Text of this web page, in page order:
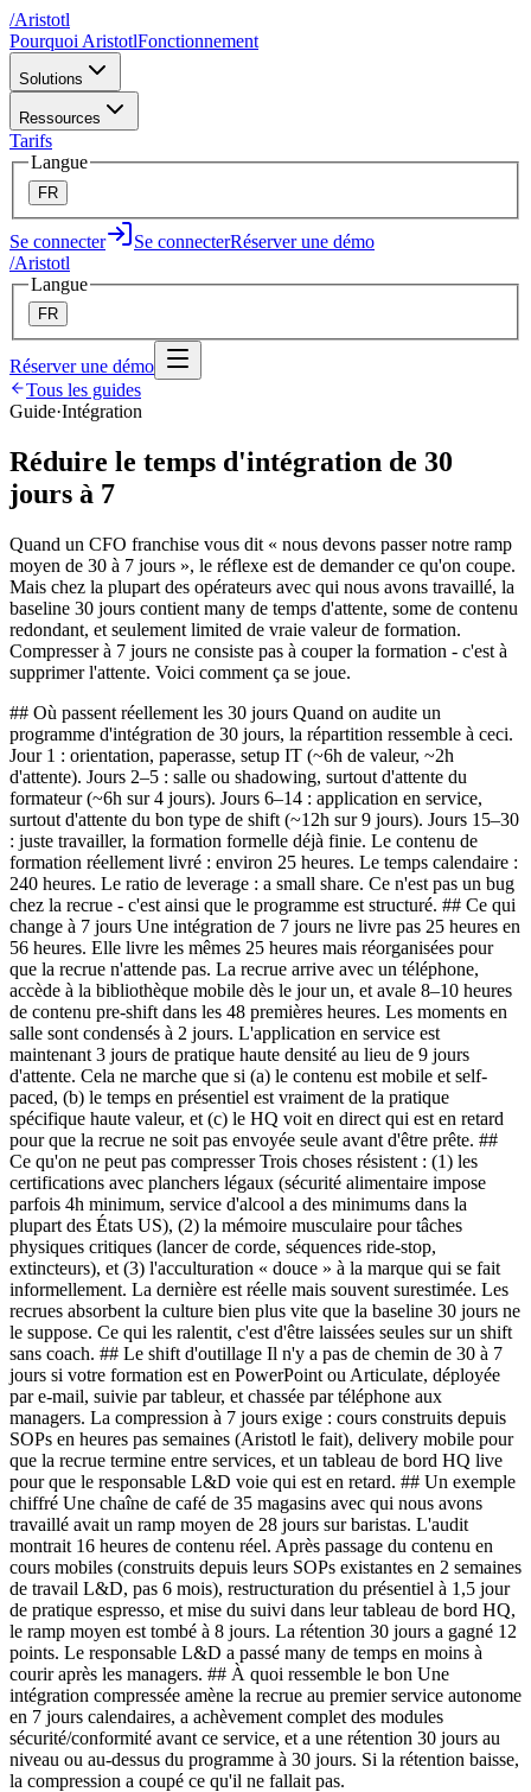
/Aristotl
Pourquoi AristotlFonctionnement
Solutions
Ressources
Tarifs
Langue
FR
Se connecter Se connecterRéserver une démo
/Aristotl
Langue
FR
Réserver une démo
Tous les guides
Guide·Intégration
Réduire le temps d'intégration de 30
jours à 7
Quand un CFO franchise vous dit « nous devons passer notre ramp
moyen de 30 à 7 jours », le réflexe est de demander ce qu'on coupe.
Mais chez la plupart des opérateurs avec qui nous avons travaillé, la
baseline 30 jours contient many de temps d'attente, some de contenu
redondant, et seulement limited de vraie valeur de formation.
Compresser à 7 jours ne consiste pas à couper la formation - c'est à
supprimer l'attente. Voici comment ça se joue.
## Où passent réellement les 30 jours Quand on audite un
programme d'intégration de 30 jours, la répartition ressemble à ceci.
Jour 1 : orientation, paperasse, setup IT (~6h de valeur, ~2h
d'attente). Jours 2–5 : salle ou shadowing, surtout d'attente du
formateur (~6h sur 4 jours). Jours 6–14 : application en service,
surtout d'attente du bon type de shift (~12h sur 9 jours). Jours 15–30
: juste travailler, la formation formelle déjà finie. Le contenu de
formation réellement livré : environ 25 heures. Le temps calendaire :
240 heures. Le ratio de leverage : a small share. Ce n'est pas un bug
chez la recrue - c'est ainsi que le programme est structuré. ## Ce qui
change à 7 jours Une intégration de 7 jours ne livre pas 25 heures en
56 heures. Elle livre les mêmes 25 heures mais réorganisées pour
que la recrue n'attende pas. La recrue arrive avec un téléphone,
accède à la bibliothèque mobile dès le jour un, et avale 8–10 heures
de contenu pre-shift dans les 48 premières heures. Les moments en
salle sont condensés à 2 jours. L'application en service est
maintenant 3 jours de pratique haute densité au lieu de 9 jours
d'attente. Cela ne marche que si (a) le contenu est mobile et self-
paced, (b) le temps en présentiel est vraiment de la pratique
spécifique haute valeur, et (c) le HQ voit en direct qui est en retard
pour que la recrue ne soit pas envoyée seule avant d'être prête. ##
Ce qu'on ne peut pas compresser Trois choses résistent : (1) les
certifications avec planchers légaux (sécurité alimentaire impose
parfois 4h minimum, service d'alcool a des minimums dans la
plupart des États US), (2) la mémoire musculaire pour tâches
physiques critiques (lancer de corde, séquences ride-stop,
extincteurs), et (3) l'acculturation « douce » à la marque qui se fait
informellement. La dernière est réelle mais souvent surestimée. Les
recrues absorbent la culture bien plus vite que la baseline 30 jours ne
le suppose. Ce qui les ralentit, c'est d'être laissées seules sur un shift
sans coach. ## Le shift d'outillage Il n'y a pas de chemin de 30 à 7
jours si votre formation est en PowerPoint ou Articulate, déployée
par e-mail, suivie par tableur, et chassée par téléphone aux
managers. La compression à 7 jours exige : cours construits depuis
SOPs en heures pas semaines (Aristotl le fait), delivery mobile pour
que la recrue termine entre services, et un tableau de bord HQ live
pour que le responsable L&D voie qui est en retard. ## Un exemple
chiffré Une chaîne de café de 35 magasins avec qui nous avons
travaillé avait un ramp moyen de 28 jours sur baristas. L'audit
montrait 16 heures de contenu réel. Après passage du contenu en
cours mobiles (construits depuis leurs SOPs existantes en 2 semaines
de travail L&D, pas 6 mois), restructuration du présentiel à 1,5 jour
de pratique espresso, et mise du suivi dans leur tableau de bord HQ,
le ramp moyen est tombé à 8 jours. La rétention 30 jours a gagné 12
points. Le responsable L&D a passé many de temps en moins à
courir après les managers. ## À quoi ressemble le bon Une
intégration compressée amène la recrue au premier service autonome
en 7 jours calendaires, a achèvement complet des modules
sécurité/conformité avant ce service, et a une rétention 30 jours au
niveau ou au-dessus du programme à 30 jours. Si la rétention baisse,
la compression a coupé ce qu'il ne fallait pas.